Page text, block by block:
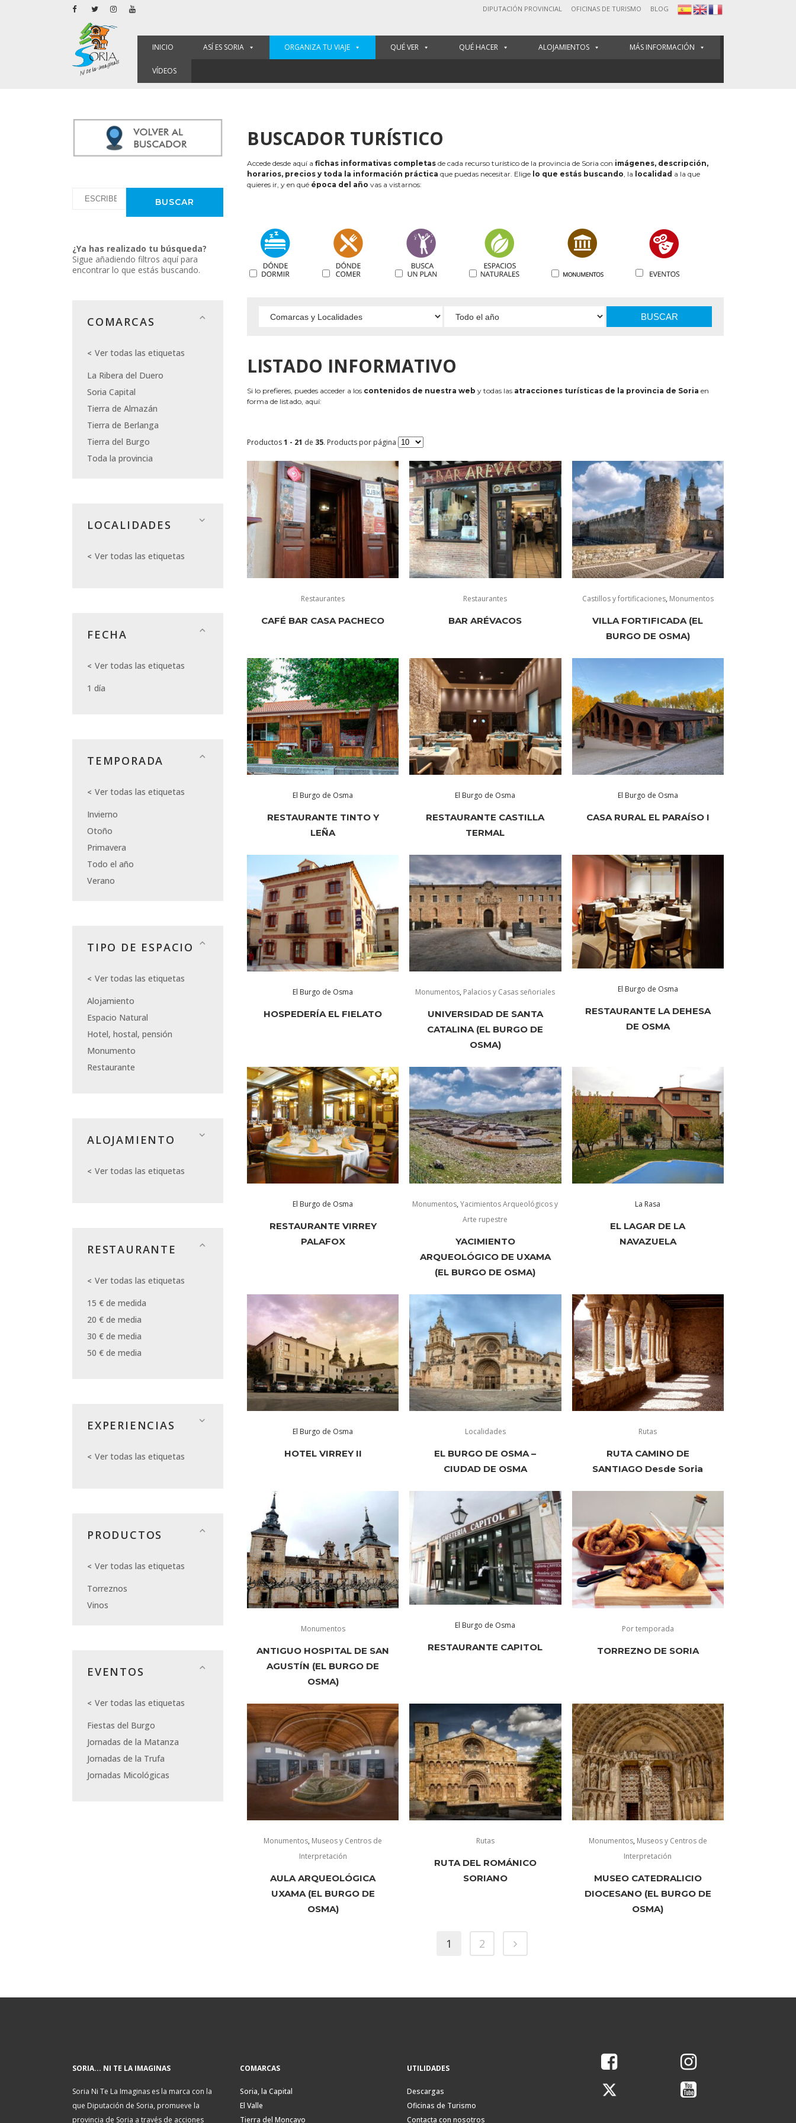
DIPUTACIÓN PROVINCIAL OFICINAS DE TURISMO BLOG
INICIO ASÍ ES SORIA ORGANIZA TU VIAJE QUÉ VER QUÉ HACER ALOJAMIENTOS MÁS INFORMACIÓN
VÍDEOS
¿Ya has realizado tu búsqueda?
Sigue añadiendo filtros aquí para
encontrar lo que estás buscando.
COMARCAS
Ver todas las etiquetas
La Ribera del Duero
Soria Capital
Tierra de Almazán
Tierra de Berlanga
Tierra del Burgo
Toda la provincia
LOCALIDADES
Ver todas las etiquetas
FECHA
Ver todas las etiquetas
1 día
TEMPORADA
Ver todas las etiquetas
Invierno
Otoño
Primavera
Todo el año
Verano
TIPO DE ESPACIO
Ver todas las etiquetas
Alojamiento
Espacio Natural
Hotel, hostal, pensión
Monumento
Restaurante
ALOJAMIENTO
Ver todas las etiquetas
RESTAURANTE
Ver todas las etiquetas
15 € de medida
20 € de media
30 € de media
50 € de media
EXPERIENCIAS
Ver todas las etiquetas
PRODUCTOS
Ver todas las etiquetas
Torreznos
Vinos
EVENTOS
Ver todas las etiquetas
Fiestas del Burgo
Jornadas de la Matanza
Jornadas de la Trufa
Jornadas Micológicas
BUSCADOR TURÍSTICO
Accede desde aquí a fichas informativas completas de cada recurso turístico de la provincia de Soria con imágenes, descripción,
horarios, precios y toda la información práctica que puedas necesitar. Elige lo que estás buscando, la localidad a la que
quieres ir, y en qué época del año vas a vistarnos:
BUSCAR
LISTADO INFORMATIVO
Si lo prefieres, puedes acceder a los contenidos de nuestra web y todas las atracciones turísticas de la provincia de Soria en
forma de listado, aquí:
Productos1 - 21 de 35. Products por página
Restaurantes
CAFÉ BAR CASA PACHECO
Restaurantes
BAR ARÉVACOS
Castillos y fortificaciones, Monumentos
VILLA FORTIFICADA (EL
BURGO DE OSMA)
El Burgo de Osma
RESTAURANTE TINTO Y
LEÑA
El Burgo de Osma
RESTAURANTE CASTILLA
TERMAL
El Burgo de Osma
CASA RURAL EL PARAÍSO I
El Burgo de Osma
HOSPEDERÍA EL FIELATO
Monumentos, Palacios y Casas señoriales
UNIVERSIDAD DE SANTA
CATALINA (EL BURGO DE
OSMA)
El Burgo de Osma
RESTAURANTE LA DEHESA
DE OSMA
El Burgo de Osma
RESTAURANTE VIRREY
PALAFOX
Monumentos,Yacimientos Arqueológicos y
Arte rupestre
YACIMIENTO
ARQUEOLÓGICO DE UXAMA
(EL BURGO DE OSMA)
La Rasa
EL LAGAR DE LA
NAVAZUELA
El Burgo de Osma
HOTEL VIRREY II
Localidades
EL BURGO DE OSMA –
CIUDAD DE OSMA
Rutas
RUTA CAMINO DE
SANTIAGO Desde Soria
Monumentos
ANTIGUO HOSPITAL DE SAN
AGUSTÍN (EL BURGO DE
OSMA)
El Burgo de Osma
RESTAURANTE CAPITOL
Por temporada
TORREZNO DE SORIA
Monumentos, Museos y Centros de
Interpretación
AULA ARQUEOLÓGICA
UXAMA (EL BURGO DE
OSMA)
Rutas
RUTA DEL ROMÁNICO
SORIANO
Monumentos, Museos y Centros de
Interpretación
MUSEO CATEDRALICIO
DIOCESANO (EL BURGO DE
OSMA)
1 2
SORIA... NI TE LA IMAGINAS
Soria Ni Te La Imaginas es la marca con la
que Diputación de Soria, promueve la
provincia de Soria a través de acciones
COMARCAS
Soria, la Capital
El Valle
Tierra del Moncayo
UTILIDADES
Descargas
Oficinas de Turismo
Contacta con nosotros